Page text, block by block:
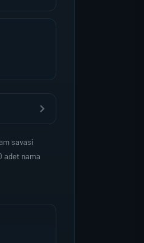
savasi
adet nama